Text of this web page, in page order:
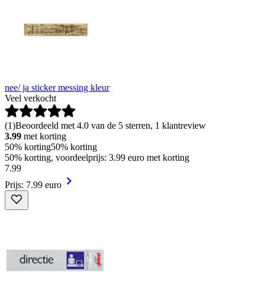
nee/ ja sticker messing kleur
Veel verkocht
(1)Beoordeeld met 4.0 van de 5 sterren, 1 klantreview
3.99 met korting
50% korting50% korting
50% korting, voordeelprijs: 3.99 euro met korting
7.99
Prijs: 7.99 euro